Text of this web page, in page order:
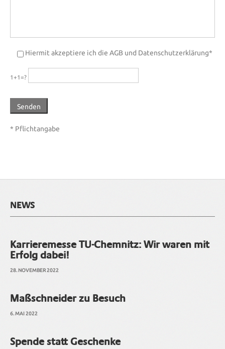
Please leave this field empty.
Hiermit akzeptiere ich die AGB und Datenschutzerklärung*
1+1=?
* Pflichtangabe
NEWS
Karrieremesse TU-Chemnitz: Wir waren mit
Erfolg dabei!
28. NOVEMBER 2022
Maßschneider zu Besuch
6. MAI 2022
Spende statt Geschenke